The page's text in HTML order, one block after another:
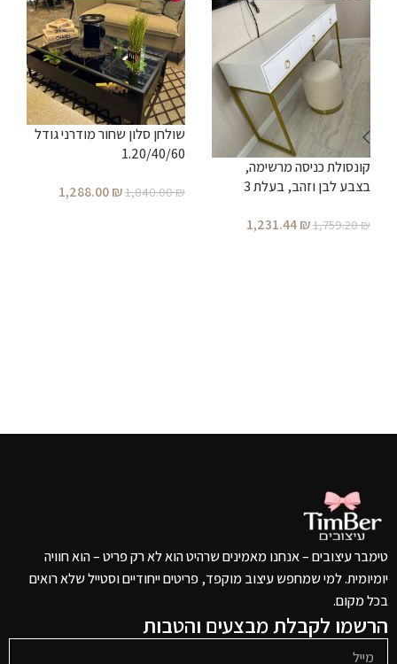
קונסולת כניסה מרשימה,
בצבע לבן וזהב, בעלת 3
לקבל גם ברוחב 1.00 מטר)
1,759.20₪
1,231.44₪
שולחן סלון שחור מודרני גודל
1.20/40/60
1,840.00₪
1,288.00₪
טימבר עיצובים – אנחנו מאמינים שרהיט הוא לא רק פריט – הוא חוויה
יומיומית. למי שמחפש עיצוב מוקפד, פריטים ייחודיים וסטייל שלא רואים
בכל מקום.
הרשמו לקבלת מבצעים והטבות